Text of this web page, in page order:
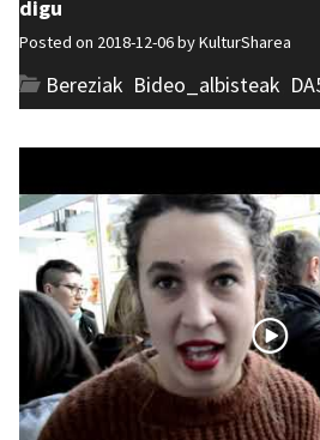
digu
Posted on 2018-12-06 byKulturSharea
Bereziak Bideo_albisteak